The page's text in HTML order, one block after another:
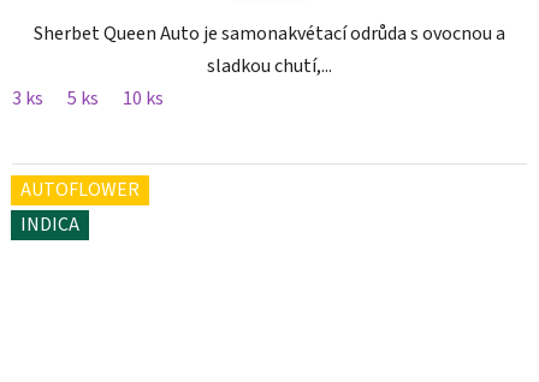
Sherbet Queen Auto je samonakvétací odrůda s ovocnou a
sladkou chutí,...
3 ks
5 ks 10 ks
AUTOFLOWER
INDICA